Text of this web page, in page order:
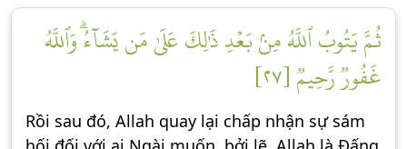
ثُمَّ يَتُوبُ ٱللَّهُ مِنۢ بَعۡدِ ذَٰلِكَ عَلَىٰ مَن يَشَآءُۗ وَٱللَّهُ
غَفُورٞ رَّحِيمٞ [٢٧]
Rồi sau đó, Allah quay lại chấp nhận sự sám